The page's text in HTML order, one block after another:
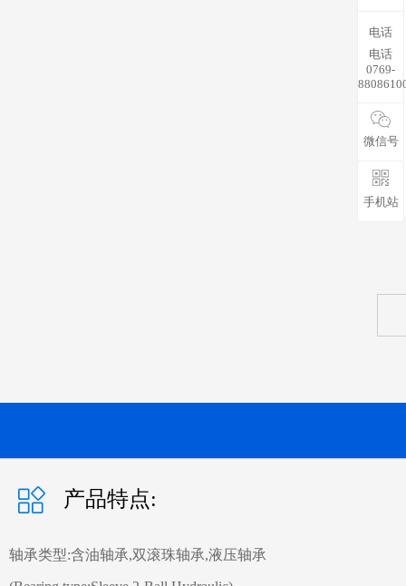
产品特点:
轴承类型:含油轴承,双滚珠轴承,液压轴承
电话
电话
0769-
微信号
手机站